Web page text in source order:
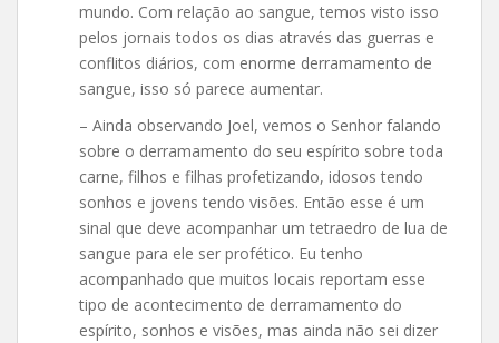
mundo. Com relação ao sangue, temos visto isso
pelos jornais todos os dias através das guerras e
conflitos diários, com enorme derramamento de
sangue, isso só parece aumentar.
– Ainda observando Joel, vemos o Senhor falando
sobre o derramamento do seu espírito sobre toda
carne, filhos e filhas profetizando, idosos tendo
sonhos e jovens tendo visões. Então esse é um
sinal que deve acompanhar um tetraedro de lua de
sangue para ele ser profético. Eu tenho
acompanhado que muitos locais reportam esse
tipo de acontecimento de derramamento do
espírito, sonhos e visões, mas ainda não sei dizer